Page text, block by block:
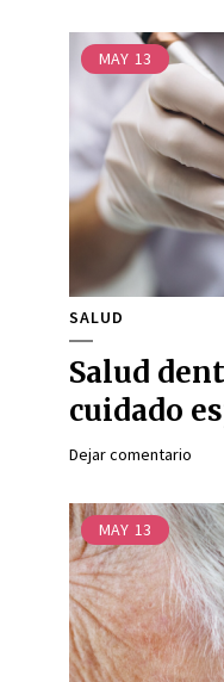
MAY 13
SALUD
Salud
cuidado
Dejar comentario
MAY 13